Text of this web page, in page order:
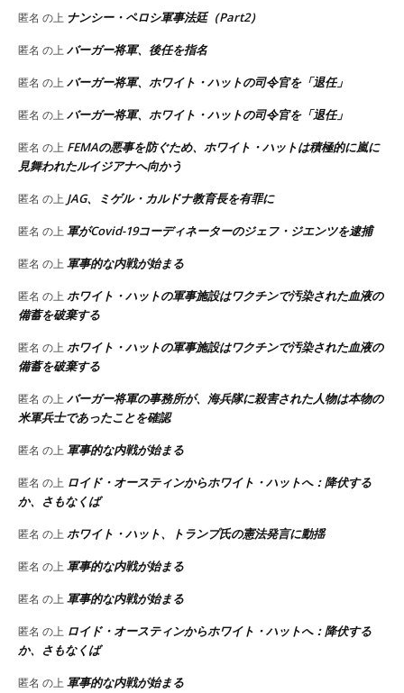
匿名 の上 ナンシー・ペロシ軍事法廷（Part2）
匿名 の上 バーガー将軍、後任を指名
匿名 の上 バーガー将軍、ホワイト・ハットの司令官を「退任」
匿名 の上 バーガー将軍、ホワイト・ハットの司令官を「退任」
匿名 の上 FEMAの悪事を防ぐため、ホワイト・ハットは積極的に嵐に
見舞われたルイジアナへ向かう
匿名 の上 JAG、ミゲル・カルドナ教育長を有罪に
匿名 の上 軍がCovid-19コーディネーターのジェフ・ジエンツを逮捕
匿名 の上 軍事的な内戦が始まる
匿名 の上 ホワイト・ハットの軍事施設はワクチンで汚染された血液の
備蓄を破棄する
匿名 の上 ホワイト・ハットの軍事施設はワクチンで汚染された血液の
備蓄を破棄する
匿名 の上 バーガー将軍の事務所が、海兵隊に殺害された人物は本物の
米軍兵士であったことを確認
匿名 の上 軍事的な内戦が始まる
匿名 の上 ロイド・オースティンからホワイト・ハットへ：降伏する
か、さもなくば
匿名 の上 ホワイト・ハット、トランプ氏の憲法発言に動揺
匿名 の上 軍事的な内戦が始まる
匿名 の上 軍事的な内戦が始まる
匿名 の上 ロイド・オースティンからホワイト・ハットへ：降伏する
か、さもなくば
匿名 の上 軍事的な内戦が始まる